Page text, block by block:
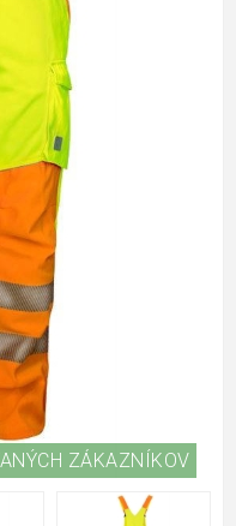
ZÁKAZNÍKOV